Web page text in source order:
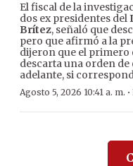
El fiscal de la
dos ex presidentes del
Brítez, señaló que
pero que afirmó a la
dijeron que el primero
descarta una orden
adelante, si
Agosto 5, 2026 10:41 a. m. ·